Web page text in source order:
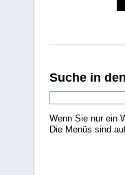
Suche in
Wenn Sie nur ein
Die Menüs sind